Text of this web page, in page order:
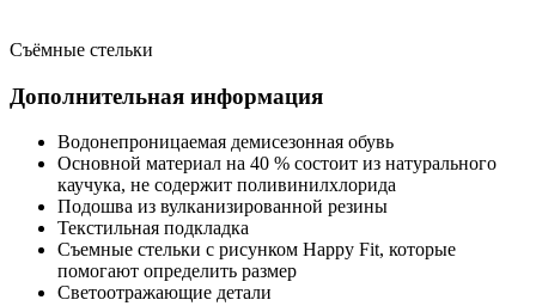
Съёмные стельки
Дополнительная информация
Водонепроницаемая демисезонная обувь
Основной материал на 40 % состоит из натурального
каучука, не содержит поливинилхлорида
Подошва из вулканизированной резины
Текстильная подкладка
Съемные стельки с рисунком Happy Fit, которые
помогают определить размер
Светоотражающие детали